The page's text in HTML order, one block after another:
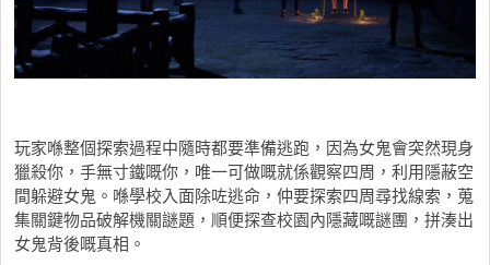
玩家喺整個探索過程中隨時都要準備逃跑，因為女鬼會突然現身
獵殺你，手無寸鐵嘅你，唯一可做嘅就係觀察四周，利用隱蔽空
間躲避女鬼。喺學校入面除咗逃命，仲要探索四周尋找線索，蒐
集關鍵物品破解機關謎題，順便探查校園內隱藏嘅謎團，拼湊出
女鬼背後嘅真相。